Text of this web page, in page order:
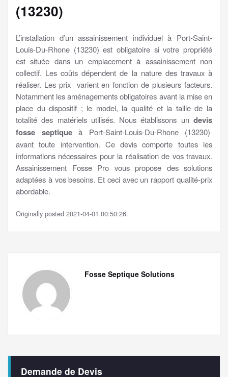
(13230)
L’installation d’un assainissement individuel à Port-Saint-
Louis-Du-Rhone (13230) est obligatoire si votre propriété
est située dans un emplacement à assainissement non
collectif. Les coûts dépendent de la nature des travaux à
réaliser. Les prix varient en fonction de plusieurs facteurs.
Notamment les aménagements obligatoires avant la mise en
place du dispositif ; le model, la qualité et la taille de la
totalité des matériels utilisés. Nous établissons un devis
fosse septiqueà Port-Saint-Louis-Du-Rhone (13230)
avant toute intervention. Ce devis comporte toutes les
informations nécessaires pour la réalisation de vos travaux.
Assainissement Fosse Pro vous propose des solutions
adaptées à vos besoins. Et ceci avec un rapport qualité-prix
abordable.
Originally posted 2021-04-01 00:50:26.
Fosse Septique Solutions
Demande de Devis